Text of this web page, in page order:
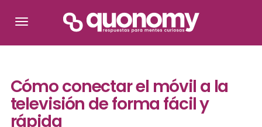
Cómo conectar el móvil a la
televisión de forma fácil y
rápida